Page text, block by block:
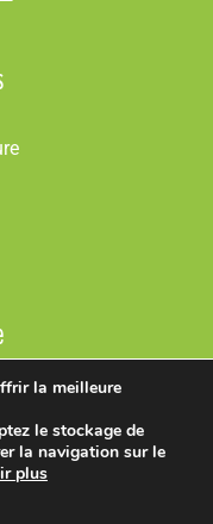
la meilleure
le stockage de
la navigation sur le
plus